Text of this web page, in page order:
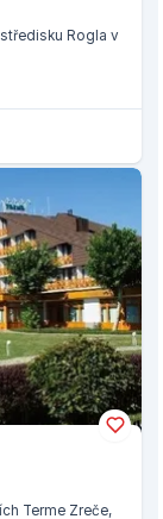
Rogla v
Terme Zreče,